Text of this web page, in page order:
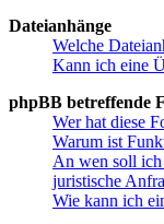
Dateianhänge
Welche
Kann ich eine
phpBB betreffende
Wer hat diese
Warum ist
An wen soll ich
juristische
Wie kann ich